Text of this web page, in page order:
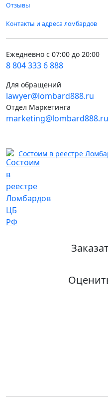
Отзывы
Контакты и адреса ломбардов
Ежедневно с 07:00 до 20:00
8 804 333 6 888
Для обращений
lawyer@lombard888.ru
Отдел Маркетинга
marketing@lombard888.ru
Состоим в реестре